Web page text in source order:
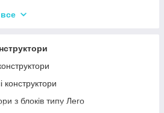
пістолети, автомати
луки, стріли, арбалети
гвинтівки з м'якими кулями
конструктори
з блоків типу Лего